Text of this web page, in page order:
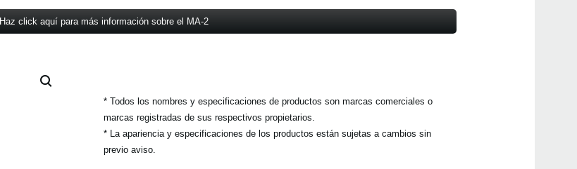
Haz click aquí para más información sobre el MA-2
* Todos los nombres y especificaciones de productos son marcas comerciales o
marcas registradas de sus respectivos propietarios.
* La apariencia y especificaciones de los productos están sujetas a cambios sin
previo aviso.